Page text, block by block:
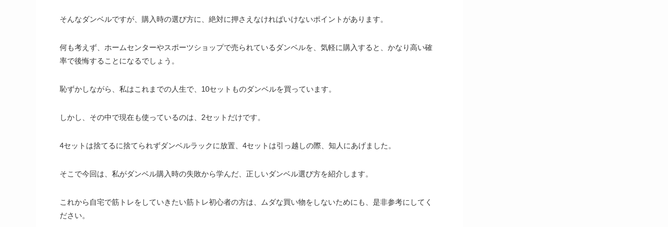
そんなダンベルですが、購入時の選び方に、 絶対に押さえなければいけないポイントがあります。
何も考えず、ホームセンターやスポーツショップで売られているダンベルを、気軽に購入すると、かなり高い確
率で後悔することになるでしょう。
恥ずかしながら、 私はこれまでの人生で、10セットものダンベルを買っています。
しかし、その中で現在も使っているのは、2セットだけです。
4セットは捨てるに捨てられずダンベルラックに放置、4セットは引っ越しの際、知人にあげました。
そこで今回は、私がダンベル購入時の失敗から学んだ、 正しいダンベル選び方を紹介します。
これから自宅で筋トレをしていきたい筋トレ初心者の方は、ムダな買い物をしないためにも、是非参考にしてく
ださい。